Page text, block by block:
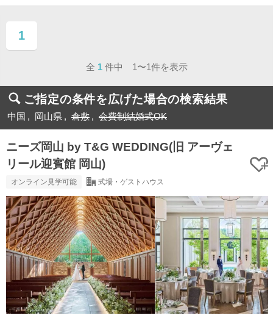
1
ページ目
全 1 件中 1〜1件を表示
ご指定の条件を広げた場合の検索結果
中国 岡山県 倉敷 会費制結婚式OK
ニーズ岡山 by T&G WEDDING(旧 アーヴェ
リール迎賓館 岡山)
オンライン見学可能 式場・ゲストハウス